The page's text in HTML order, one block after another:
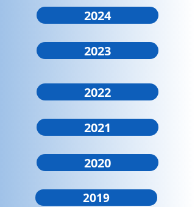
2024
2023
2022
2021
2020
2019